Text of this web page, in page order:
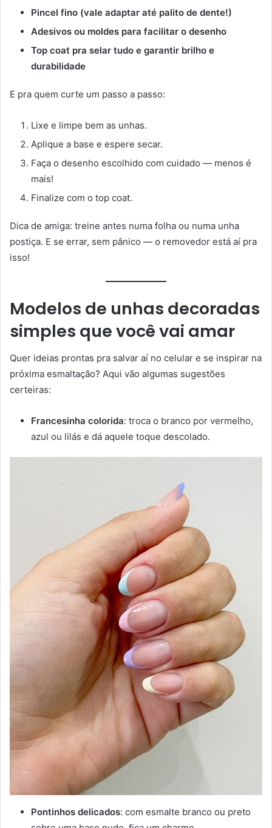
Pincel fino (vale adaptar até palito de dente!)
Adesivos ou moldes para facilitar o desenho
Top coat pra selar tudo e garantir brilho e
durabilidade
E pra quem curte um passo a passo:
Lixe e limpe bem as unhas.
Aplique a base e espere secar.
Faça o desenho escolhido com cuidado — menos é
mais!
Finalize com o top coat.
Dica de amiga: treine antes numa folha ou numa unha
postiça. E se errar, sem pânico — o removedor está aí pra
isso!
Modelos de unhas decoradas
simples que você vai amar
Quer ideias prontas pra salvar aí no celular e se inspirar na
próxima esmaltação? Aqui vão algumas sugestões
certeiras:
Francesinha colorida: troca o branco por vermelho,
azul ou lilás e dá aquele toque descolado.
Pontinhos delicados: com esmalte branco ou preto